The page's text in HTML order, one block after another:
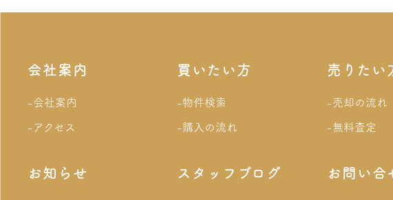
会社案内
-会社案内
-アクセス
買いたい方
-物件検索
-購入の流れ
売りたい
-売却の流れ
-無料査定
お知らせ スタッフブログ お問い合